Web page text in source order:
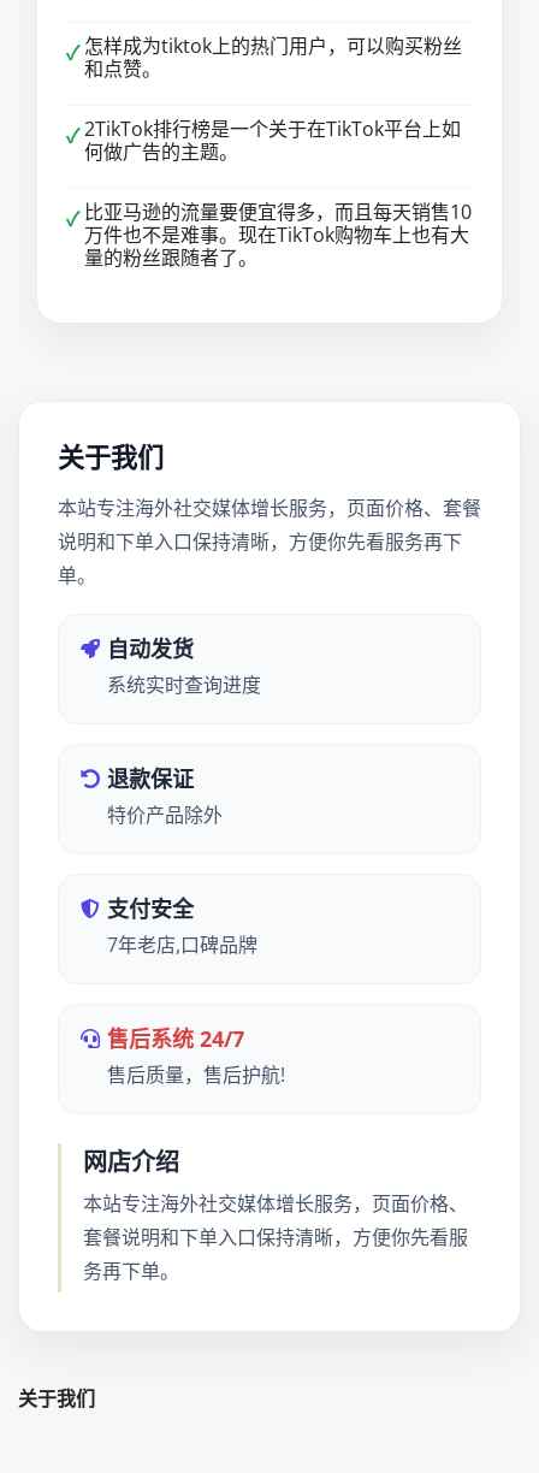
✓ 怎样成为tiktok上的热门用户，可以购买粉丝
和点赞。
✓2TikTok排行榜是一个关于在TikTok平台上如
何做广告的主题。
✓ 比亚马逊的流量要便宜得多，而且每天销售10
万件也不是难事。现在TikTok购物车上也有大
量的粉丝跟随者了。
关于我们
本站专注海外社交媒体增长服务，页面价格、套餐
说明和下单入口保持清晰，方便你先看服务再下
单。
自动发货
系统实时查询进度
退款保证
特价产品除外
支付安全
7年老店,口碑品牌
售后系统 24/7
售后质量，售后护航!
网店介绍
本站专注海外社交媒体增长服务，页面价格、
套餐说明和下单入口保持清晰，方便你先看服
务再下单。
关于我们